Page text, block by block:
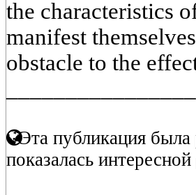
the characteristics
manifest
obstacle to the
Эта публикация была
показалась